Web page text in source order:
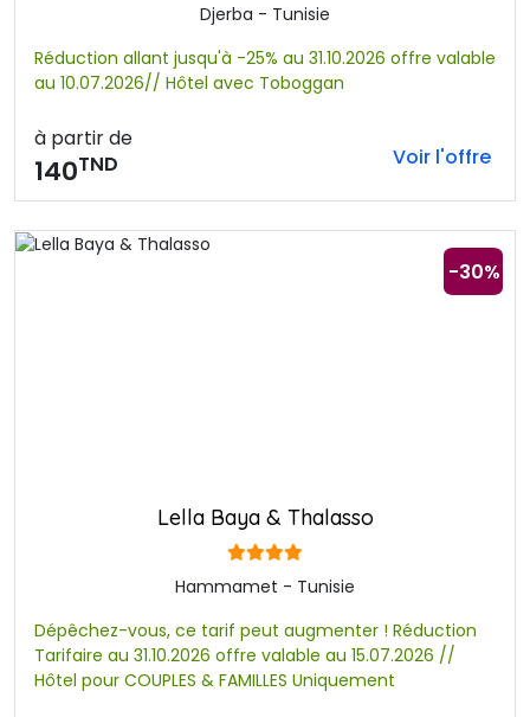
Djerba - Tunisie
Réduction allant jusqu'à -25% au 31.10.2026 offre valable
au 10.07.2026// Hôtel avec Toboggan
à partir de
140TND Voir l'offre
-30%
Lella Baya & Thalasso
Hammamet - Tunisie
Dépêchez-vous, ce tarif peut augmenter ! Réduction
Tarifaire au 31.10.2026 offre valable au 15.07.2026 //
Hôtel pour COUPLES & FAMILLES Uniquement